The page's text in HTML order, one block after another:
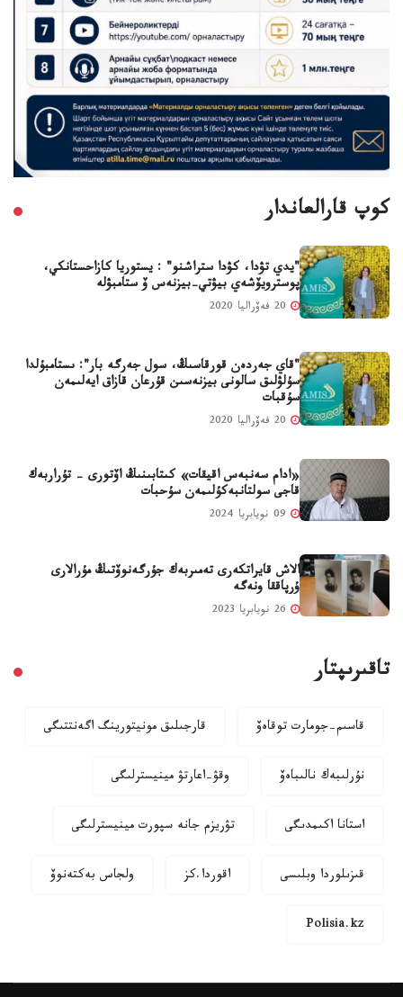
كوپ قارالعاندار
"يدي تۋدا، كۋدا ستراشنو" : يستوريا كازاحستانكي،
پوسترويۆشەي بيۋتي-بيزنەس ۆ ستامبۋلە
"قاي جەردەن قورقاسىڭ، سول جەرگە بار": ىستامبۇلدا
سۇلۋلىق سالونى بيزنەسىن قۇرعان قازاق ايەلىمەن
سۇقبات
«ادام سەنبەس اقيقات» كىتابىنىڭ اۆتورى - تۇراربەك
قاجى سولتانبەكۇلىمەن سۇحبات
الاش قايراتكەرى تەمىربەك جۇرگەنوۆتىڭ مۇرالارى
ۇرپاققا ونەگە
تاقىرىپتار
قاسىم-جومارت توقاەۆ قارجىلىق مونيتورينگ اگەنتتىگى
نۇرلىبەك نالىباەۆ وقۋ-اعارتۋ مينيسترلىگى
استانا اكىمدىگى تۋريزم جانە سپورت مينيسترلىگى
قىزىلوردا وبلىسى اقوردا.كز ولجاس بەكتەنوۆ
Polisia.kz